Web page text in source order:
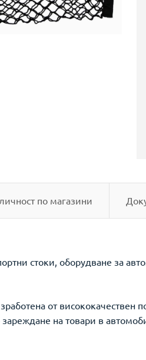
по магазини
стоки, оборудване за
от
на товари в